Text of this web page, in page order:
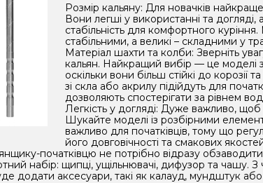
Розмір кальяну: Для новачків
Вони легші у використанні та
стабільність для комфортного
стабільними, а великі – складними у
Матеріал шахти та колби: Зверніть
кальян. Найкращий вибір — це моделі
оскільки вони більш стійкі до
зі скла або акрилу підійдуть для
дозволяють спостерігати за рівнем
Легкість у догляді: Дуже важливо,
Шукайте моделі із розбірними
важливо для початківців, тому що
його довговічності та смакових
початківцю не потрібно відразу
набір: щипці, ущільнювачі, дифузор та чашу. З
додати аксесуари, такі як калауд, мундштук або